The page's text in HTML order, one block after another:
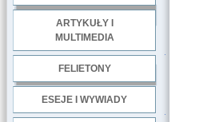
ARTYKUŁY I
MULTIMEDIA
FELIETONY
ESEJE I WYWIADY